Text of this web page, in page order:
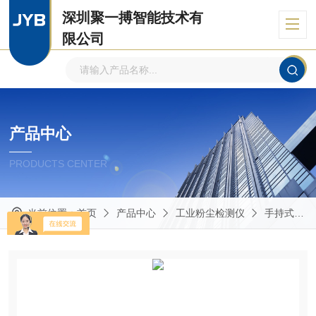
深圳聚一搏智能技术有
限公司
产品中心
PRODUCTS CENTER
当前位置：首页 产品中心 工业粉尘检测仪 手持式粉尘检测仪